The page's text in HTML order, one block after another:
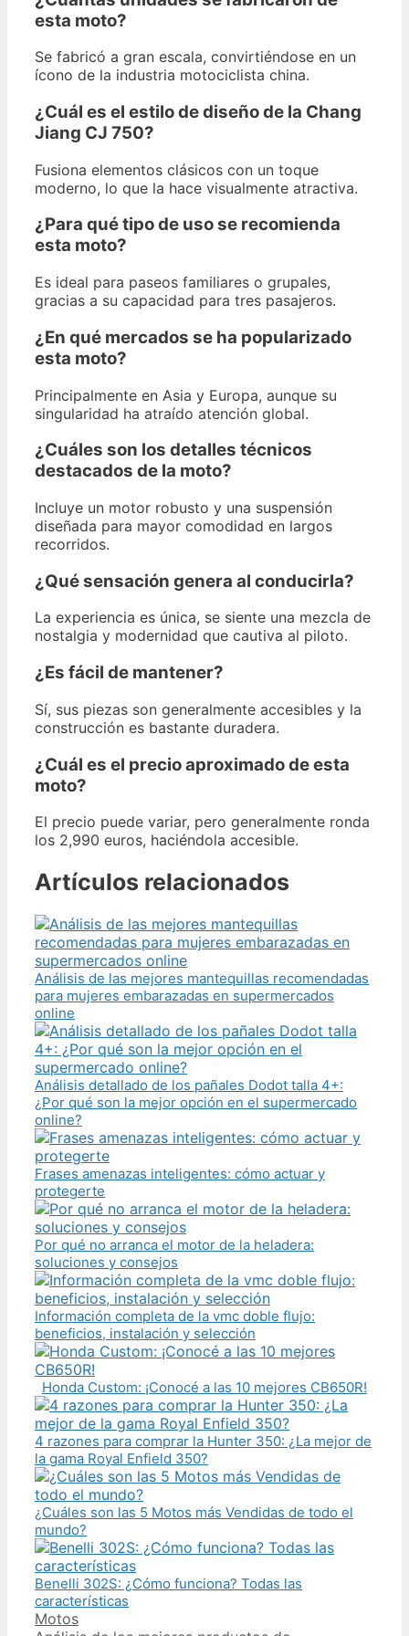
esta moto?
Se fabricó a gran escala, convirtiéndose en un
ícono de la industria motociclista china.
¿Cuál es el estilo de diseño de la Chang
Jiang CJ 750?
Fusiona elementos clásicos con un toque
moderno, lo que la hace visualmente atractiva.
¿Para qué tipo de uso se recomienda
esta moto?
Es ideal para paseos familiares o grupales,
gracias a su capacidad para tres pasajeros.
¿En qué mercados se ha popularizado
esta moto?
Principalmente en Asia y Europa, aunque su
singularidad ha atraído atención global.
¿Cuáles son los detalles técnicos
destacados de la moto?
Incluye un motor robusto y una suspensión
diseñada para mayor comodidad en largos
recorridos.
¿Qué sensación genera al conducirla?
La experiencia es única, se siente una mezcla de
nostalgia y modernidad que cautiva al piloto.
¿Es fácil de mantener?
Sí, sus piezas son generalmente accesibles y la
construcción es bastante duradera.
¿Cuál es el precio aproximado de esta
moto?
El precio puede variar, pero generalmente ronda
los 2,990 euros, haciéndola accesible.
Artículos relacionados
Análisis de las mejores mantequillas recomendadas
para mujeres embarazadas en supermercados
online
Análisis detallado de los pañales Dodot talla 4+:
¿Por qué son la mejor opción en el supermercado
online?
Frases amenazas inteligentes: cómo actuar y
protegerte
Por qué no arranca el motor de la heladera:
soluciones y consejos
Información completa de la vmc doble flujo:
beneficios, instalación y selección
Honda Custom: ¡Conocé a las 10 mejores CB650R!
4 razones para comprar la Hunter 350: ¿La mejor de
la gama Royal Enfield 350?
¿Cuáles son las 5 Motos más Vendidas de todo el
mundo?
Benelli 302S: ¿Cómo funciona? Todas las
características
Categories
Motos